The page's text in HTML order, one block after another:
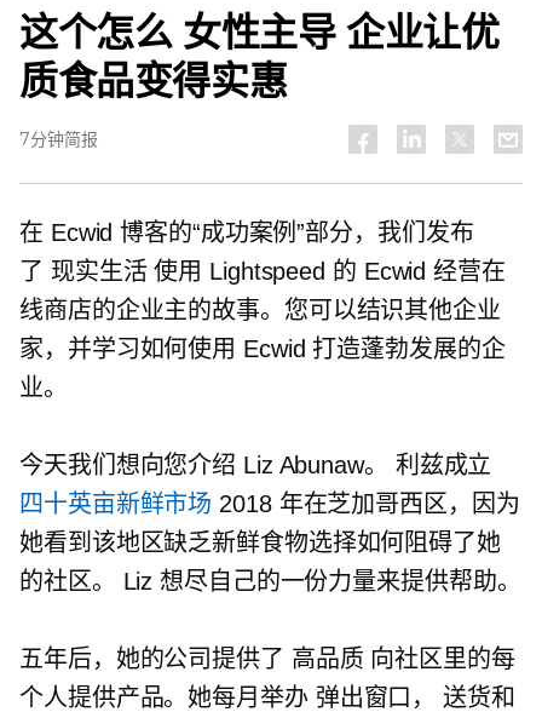
这个怎么 女性主导企业让优
质食品变得实惠
7分钟简报
在 Ecwid 博客的“成功案例”部分，我们发布
了 现实生活使用 Lightspeed 的 Ecwid 经营在
线商店的企业主的故事。您可以结识其他企业
家，并学习如何使用 Ecwid 打造蓬勃发展的企
业。
今天我们想向您介绍 Liz Abunaw。 利兹成立
四十英亩新鲜市场 2018 年在芝加哥西区，因为
她看到该地区缺乏新鲜食物选择如何阻碍了她
的社区。 Liz 想尽自己的一份力量来提供帮助。
五年后，她的公司提供了 高品质 向社区里的每
个人提供产品。她每月举办 弹出窗口，
送货和